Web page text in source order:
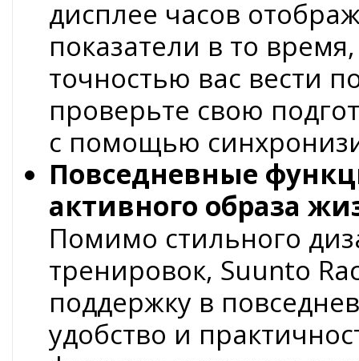
дисплее часов
показатели в то
точностью вас вести
проверьте свою
с помощью
Повседневные
активного образа
Помимо стильного
тренировок, Suunto
поддержку в
удобство и